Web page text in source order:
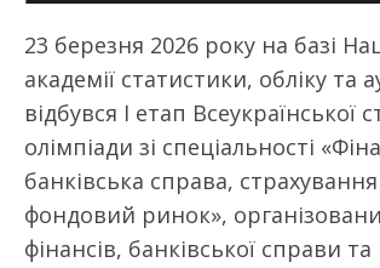
23 березня 2026 року на базі
академії статистики, обліку та
відбувся І етап Всеукраїнської
олімпіади зі спеціальності
банківська справа,
фондовий ринок»,
фінансів, банківської справи та